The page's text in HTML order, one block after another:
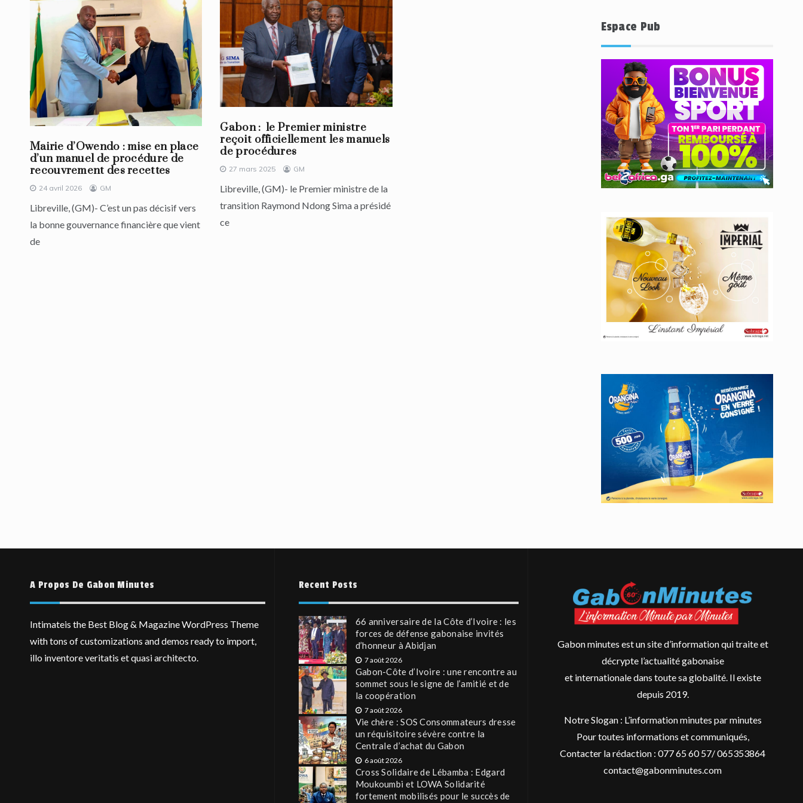
Mairie d’Owendo : mise en place
d’un manuel de procédure de
recouvrement des recettes
24 avril 2026 GM
Libreville, (GM)- C’est un pas décisif vers
la bonne gouvernance financière que vient
de
Gabon : le Premier ministre
reçoit officiellement les manuels
de procédures
27 mars 2025 GM
Libreville, (GM)- le Premier ministre de la
transition Raymond Ndong Sima a présidé
ce
Espace Pub
A Propos De Gabon Minutes
Intimateis the Best Blog & Magazine WordPress Theme
with tons of customizations and demos ready to import,
illo inventore veritatis et quasi architecto.
Recent Posts
66 anniversaire de la Côte d’Ivoire : les
forces de défense gabonaise invités
d’honneur à Abidjan
7 août 2026
Gabon-Côte d’Ivoire : une rencontre au
sommet sous le signe de l’amitié et de
la coopération
7 août 2026
Vie chère : SOS Consommateurs dresse
un réquisitoire sévère contre la
Centrale d’achat du Gabon
6 août 2026
Cross Solidaire de Lébamba : Edgard
Moukoumbi et LOWA Solidarité
fortement mobilisés pour le succès de
Gabon minutes est un site d’information qui traite et
décrypte l’actualité gabonaise
et internationale dans toute sa globalité. Il existe
depuis 2019.
Notre Slogan : L’information minutes par minutes
Pour toutes informations et communiqués,
Contacter la rédaction : 077 65 60 57/ 065353864
contact@gabonminutes.com